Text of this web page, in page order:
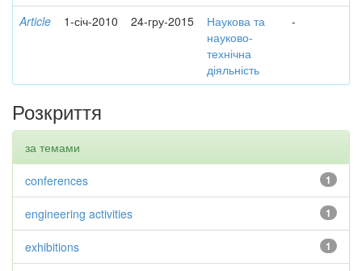
Article 1-січ-2010 24-гру-2015
Наукова та
науково-
технічна
діяльність
-
Розкриття
за темами
1
conferences
1
engineering activities
1
exhibitions